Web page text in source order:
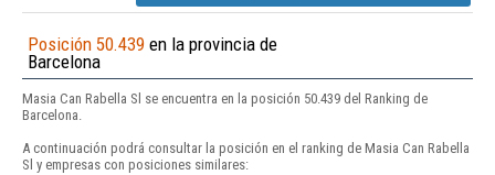
Posición 50.439 en la provincia de
Barcelona
Masia Can Rabella Sl se encuentra en la posición 50.439 del Ranking de
Barcelona.
A continuación podrá consultar la posición en el ranking de Masia Can Rabella
Sl y empresas con posiciones similares: